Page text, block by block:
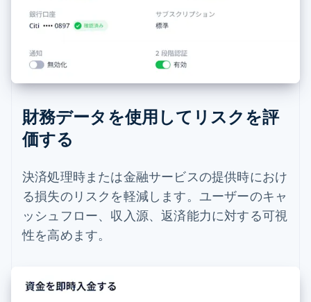
財務データを使用してリスクを評
価する
決済処理時または金融サービスの提供時におけ
る損失のリスクを軽減します。ユーザーのキャ
ッシュフロー、収入源、返済能力に対する可視
性を高めます。